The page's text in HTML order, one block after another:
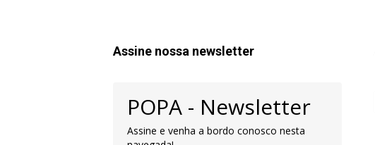
Assine nossa newsletter
POPA - Newsletter
Assine e venha a bordo conosco nesta